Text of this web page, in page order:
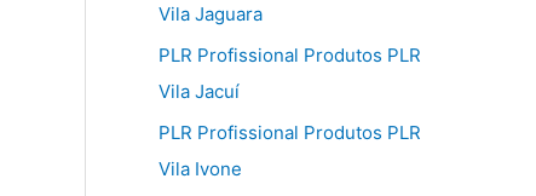
Vila Jaguara
PLR Profissional Produtos PLR
Vila Jacuí
PLR Profissional Produtos PLR
Vila Ivone